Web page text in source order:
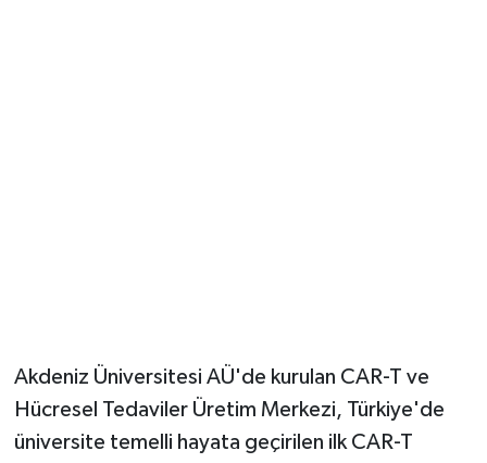
Akdeniz Üniversitesi AÜ'de kurulan CAR-T ve
Hücresel Tedaviler Üretim Merkezi, Türkiye'de
üniversite temelli hayata geçirilen ilk CAR-T